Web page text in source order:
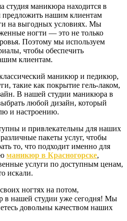
маникюра находится в
нашим клиентам
на выгодных условиях. Мы
ногти — это не только
Поэтому мы используем
чтобы обеспечить
клиентам.
маникюр и педикюр,
такие как покрытие гель-лаком,
В нашей студии маникюра в
любой дизайн, который
и настроению.
и привлекательны для наших
пакеты услуг, чтобы
то, что подходит именно для
маникюр в Красногорске,
услуги по доступным ценам,
искали.
ногтях на потом,
в нашей студии уже сегодня! Мы
довольны качеством наших